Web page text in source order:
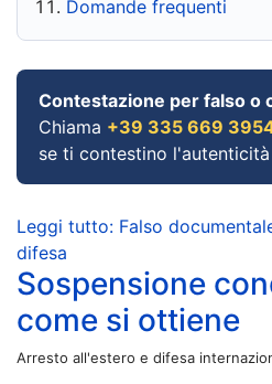
Domande frequenti
Contestazione per falso o
Chiama +39 335 669
se ti contestino
Leggi tutto: Falso
difesa
Sospensione
come si ottiene
Arresto all'estero e difesa